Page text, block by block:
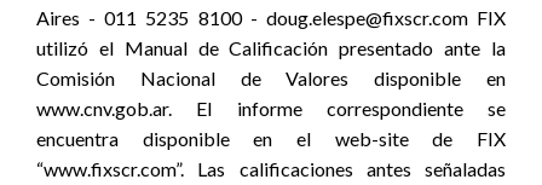
Aires - 011 5235 8100 - doug.elespe@fixscr.com FIX
utilizó el Manual de Calificación presentado ante la
Comisión Nacional de Valores disponible en
www.cnv.gob.ar. El informe correspondiente se
encuentra disponible en el web-site de FIX
“www.fixscr.com”. Las calificaciones antes señaladas